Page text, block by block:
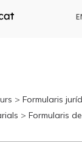
> Formularis
> Formularis